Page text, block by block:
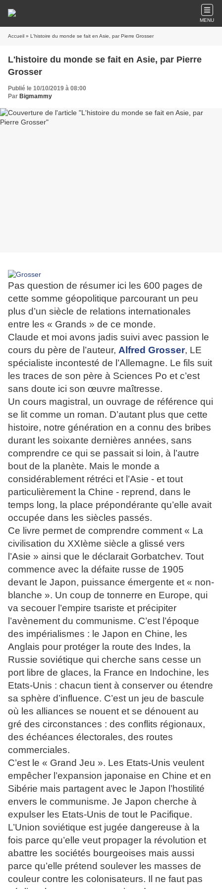
MENU
Accueil » L'histoire du monde se fait en Asie, par Pierre Grosser
L'histoire du monde se fait en Asie, par Pierre
Grosser
Publié le 10/10/2019 à 08:00
Par Bigmammy
Pas question de résumer ici les 600 pages de
cette somme géopolitique parcourant un peu
plus d’un siècle de relations internationales
entre les « Grands » de ce monde.
Claude et moi avons jadis suivi avec passion le
cours du père de l’auteur, Alfred Grosser, LE
spécialiste incontesté de l’Allemagne. Le fils suit
les traces de son père à Sciences Po et c’est
sans doute ici son œuvre maîtresse.
Un cours magistral, un ouvrage de référence qui
se lit comme un roman. D’autant plus que cette
histoire, notre génération en a connu des bribes
durant les soixante dernières années, sans
comprendre ce qui se passait si loin, à l’autre
bout de la planète. Mais le monde a
considérablement rétréci et l’Asie - et tout
particulièrement la Chine - reprend, dans le
temps long, la place prépondérante qu’elle avait
occupée dans les siècles passés.
Ce livre permet de comprendre comment « La
civilisation du XXIème siècle a glissé vers
l’Asie » ainsi que le déclarait Gorbatchev. Tout
commence avec la défaite russe de 1905
devant le Japon, puissance émergente et « non-
blanche ». Un coup de tonnerre en Europe, qui
va secouer l’empire tsariste et précipiter
l’avènement du communisme. C’est l’époque
des impérialismes : le Japon en Chine, les
Anglais pour protéger la route des Indes, la
Russie soviétique qui cherche sans cesse un
port libre de glaces, la France en Indochine, les
Etats-Unis : chacun tient à conserver ou étendre
sa sphère d’influence. C’est un jeu de bascule
où les alliances se nouent et se dénouent au
gré des circonstances : des conflits régionaux,
des échéances électorales, des routes
commerciales.
C’est le « Grand Jeu ». Les Etats-Unis veulent
empêcher l’expansion japonaise en Chine et en
Sibérie mais partagent avec le Japon l’hostilité
envers le communisme. Je Japon cherche à
expulser les Etats-Unis de tout le Pacifique.
L’Union soviétique est jugée dangereuse à la
fois parce qu’elle veut propager la révolution et
abattre les sociétés bourgeoises mais aussi
parce qu’elle prétend soulever les masses de
couleur contre les colonisateurs. Il ne faut pas